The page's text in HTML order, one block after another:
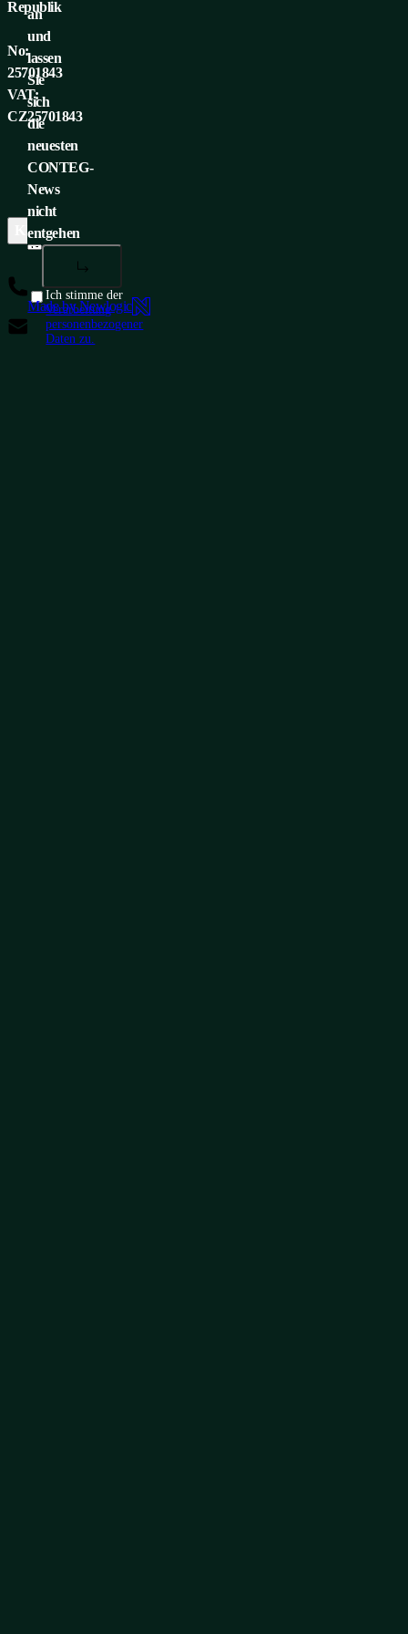
Republik
No:
25701843
VAT:
CZ25701843
KUNDENSERVICE
+420 565 300 358
insidesales@conteg.com
an
und
lassen
Sie
sich
die
neuesten
CONTEG-
News
nicht
entgehen
Ich stimme der
Verarbeitung
personenbezogener
Daten zu.
Made by Newlogic